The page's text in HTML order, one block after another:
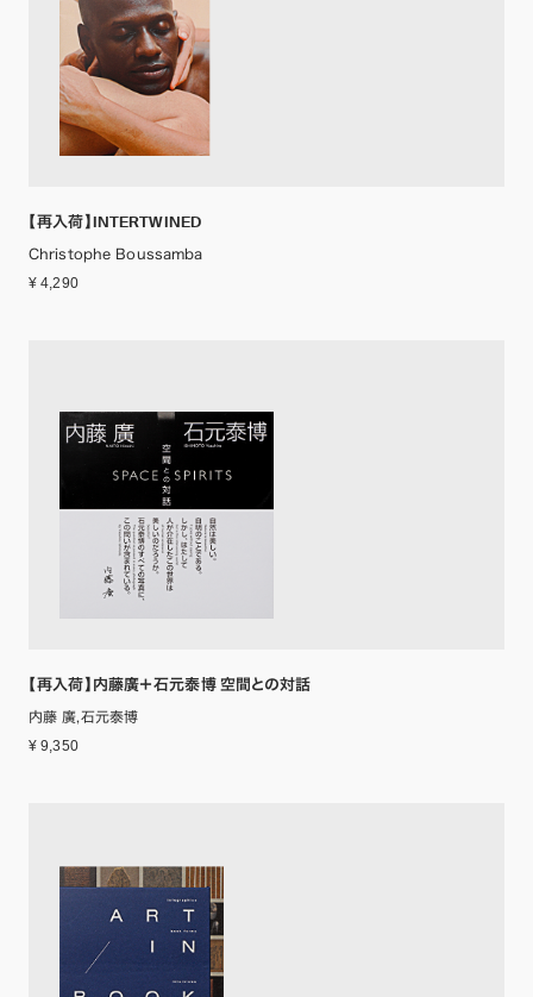
【再入荷】INTERTWINED
Christophe Boussamba
¥ 4,290
【再入荷】内藤廣＋石元泰博 空間との対話
内藤 廣,石元泰博
¥ 9,350